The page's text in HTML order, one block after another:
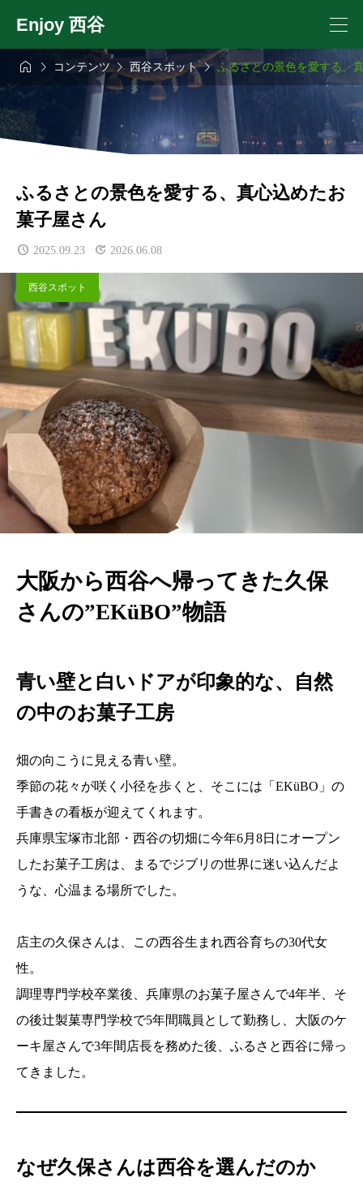
Enjoy 西谷
  コンテンツ西谷スポット ふるさとの景色を愛する、
ふるさとの景色を愛する、真心込めたお
菓子屋さん
2025.09.23 2026.06.08
西谷スポット
大阪から西谷へ帰ってきた久保
さんの”EKüBO”物語
青い壁と白いドアが印象的な、自然
の中のお菓子工房
畑の向こうに見える青い壁。
季節の花々が咲く小径を歩くと、そこには「EKüBO」の
手書きの看板が迎えてくれます。
兵庫県宝塚市北部・西谷の切畑に今年6月8日にオープン
したお菓子工房は、まるでジブリの世界に迷い込んだよ
うな、心温まる場所でした。
店主の久保さんは、この西谷生まれ西谷育ちの30代女
性。
調理専門学校卒業後、兵庫県のお菓子屋さんで4年半、そ
の後辻製菓専門学校で5年間職員として勤務し、大阪のケ
ーキ屋さんで3年間店長を務めた後、ふるさと西谷に帰っ
てきました。
なぜ久保さんは西谷を選んだのか